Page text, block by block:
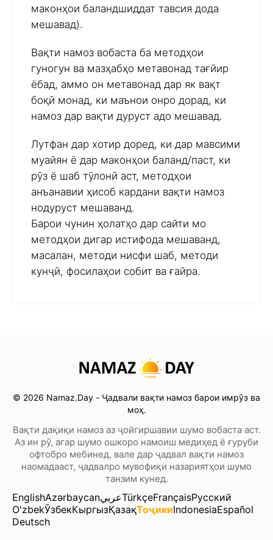
маконҳои баландшиддат тавсия дода
мешавад).
Вақти намоз вобаста ба методҳои
гуногун ва мазҳабҳо метавонад тағйир
ёбад, аммо он метавонад дар як вақт
боқӣ монад, ки маънои онро дорад, ки
намоз дар вақти дуруст адо мешавад.
Лутфан дар хотир доред, ки дар мавсими
муайян ё дар маконҳои баланд/паст, ки
рӯз ё шаб тӯлонӣ аст, методҳои
анъанавии ҳисоб кардани вақти намоз
нодуруст мешаванд.
Барои чунин ҳолатҳо дар сайти мо
методҳои дигар истифода мешаванд,
масалан, методи нисфи шаб, методи
кунҷӣ, фосилаҳои собит ва ғайра.
© 2026 Namaz.Day - Ҷадвали вақти намоз барои имрӯз ва
моҳ.
Вақти дақиқи намоз аз ҷойгиршавии шумо вобаста аст.
Аз ин рӯ, агар шумо ошкоро намоиш медиҳед ё ғуруби
офтобро мебинед, вале дар ҷадвал вақти намоз
наомадааст, ҷадвалро мувофиқи назариятҳои шумо
танзим кунед.
EnglishAzərbaycanعربيTürkçeFrançaisРусский
O'zbekЎзбекКыргызҚазақТоҷикиIndonesiaEspañol
Deutsch